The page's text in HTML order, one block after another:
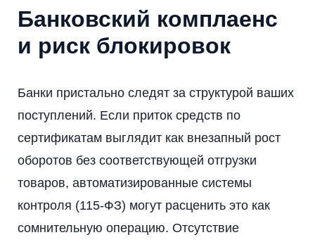
Банковский комплаенс
и риск блокировок
Банки пристально следят за структурой ваших
поступлений. Если приток средств по
сертификатам выглядит как внезапный рост
оборотов без соответствующей отгрузки
товаров, автоматизированные системы
контроля (115-ФЗ) могут расценить это как
сомнительную операцию. Отсутствие